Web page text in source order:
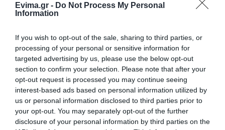
Evima.gr - Do Not Process My Personal
Information
If you wish to opt-out of the sale, sharing to third parties, or
processing of your personal or sensitive information for
targeted advertising by us, please use the below opt-out
section to confirm your selection. Please note that after your
opt-out request is processed you may continue seeing
interest-based ads based on personal information utilized by
us or personal information disclosed to third parties prior to
your opt-out. You may separately opt-out of the further
disclosure of your personal information by third parties on the
Τροχαίο με αυτοκίνητο μεγάλου
07.08.2026 | 12:15
Αυτές είναι οι επικίνδυνες
εβδομάδες του ελληνικού
καλοκαιριού για φωτιές
07.08.2026 | 12:00
Χωρίς νερό τώρα περιοχές της
Μεγάλο πανηγύρι
απόψε με την Χαρά
Βέρρα στην Εύβοια – Η
περιοχή
Το evima.gr
Αποκαλύπτει: Τρία
πυροσβεστικά
οχήματα έφτασαν στην